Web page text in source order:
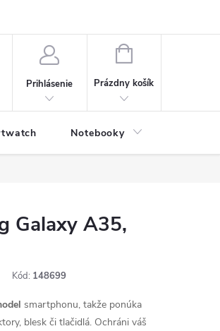
Prihlásenie
NÁKUPNÝ
Prázdny košík
Notebooky
Galaxy A35,
Kód: 148699
smartphonu, takže ponúka
blesk či tlačidlá. Ochráni váš